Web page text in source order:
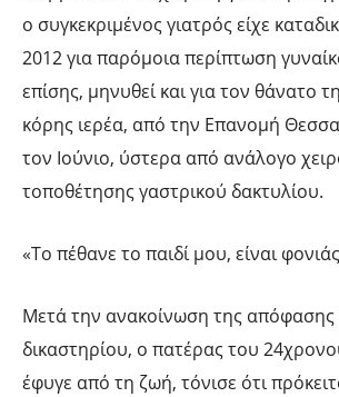
ο συγκεκριμένος γιατρός είχε
2012 για παρόμοια περίπτωση
επίσης, μηνυθεί και για τον θάνατο
κόρης ιερέα, από την Επανομή
τον Ιούνιο, ύστερα από ανάλογο
τοποθέτησης γαστρικού δακτυλίου.
«Το πέθανε το παιδί μου, είναι
Μετά την ανακοίνωση της απόφασης
δικαστηρίου, ο πατέρας του
έφυγε από τη ζωή, τόνισε ότι